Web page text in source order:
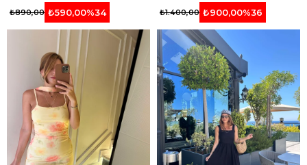
₺590,00%34
₺890,00 ₺900,00%36
₺1.400,00